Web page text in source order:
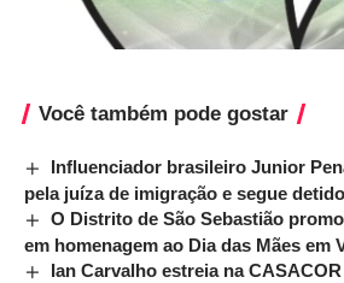
Você também pode gostar
Influenciador brasileiro Junior
pela juíza de imigração e segue
O Distrito de São Sebastião
em homenagem ao Dia das Mães em
Ian Carvalho estreia na